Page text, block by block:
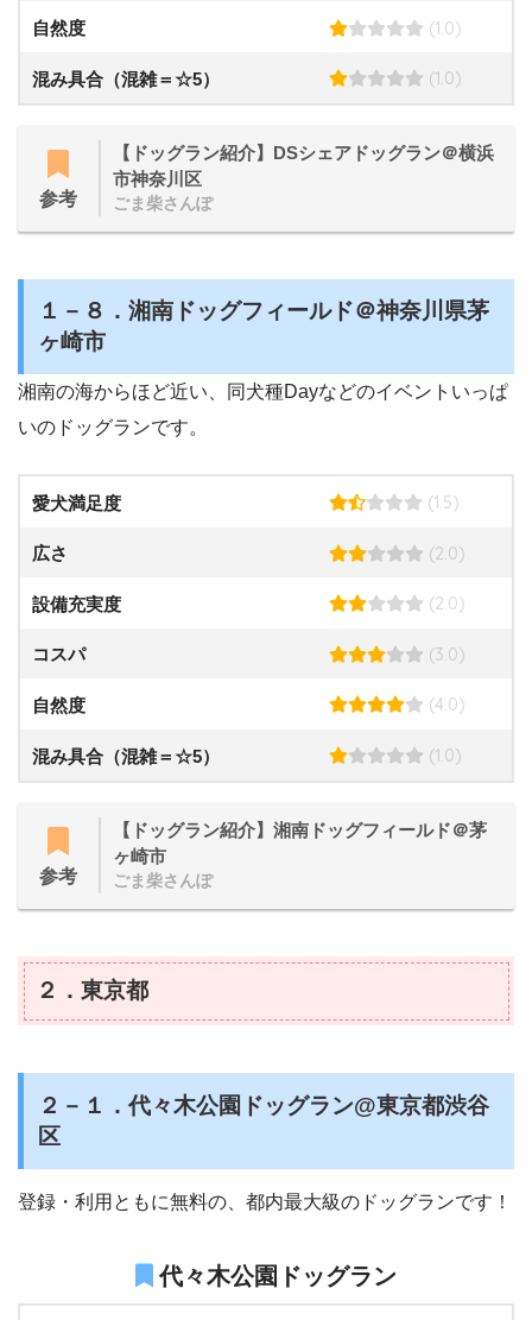
自然度 (1.0)
混み具合（混雑＝☆5） (1.0)
参考
【ドッグラン紹介】DSシェアドッグラン＠横浜
市神奈川区
ごま柴さんぽ
１－８．湘南ドッグフィールド＠神奈川県茅
ヶ崎市
湘南の海からほど近い、同犬種Dayなどのイベントいっぱ
いのドッグランです。
愛犬満足度 (1.5)
広さ (2.0)
設備充実度 (2.0)
コスパ (3.0)
自然度 (4.0)
混み具合（混雑＝☆5） (1.0)
参考
【ドッグラン紹介】湘南ドッグフィールド＠茅
ヶ崎市
ごま柴さんぽ
２．東京都
２－１．代々木公園ドッグラン@東京都渋谷
区
登録・利用ともに無料の、都内最大級のドッグランです！
代々木公園ドッグラン